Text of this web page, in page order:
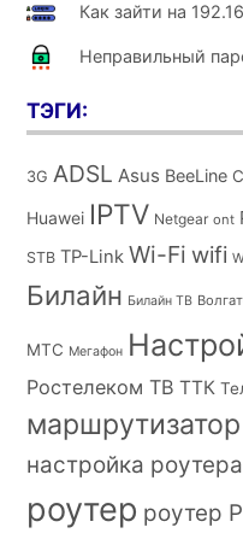
Как зайти на
Неправильный
ТЭГИ:
3G ADSL Asus BeeLine
Huawei IPTV Netgear ont
STB TP-Link Wi-Fi wifi
Билайн Билайн ТВ
МТС Мегафон
Ростелеком ТВ ТТК
маршрутизатор
настройка роутера
роутер роутер